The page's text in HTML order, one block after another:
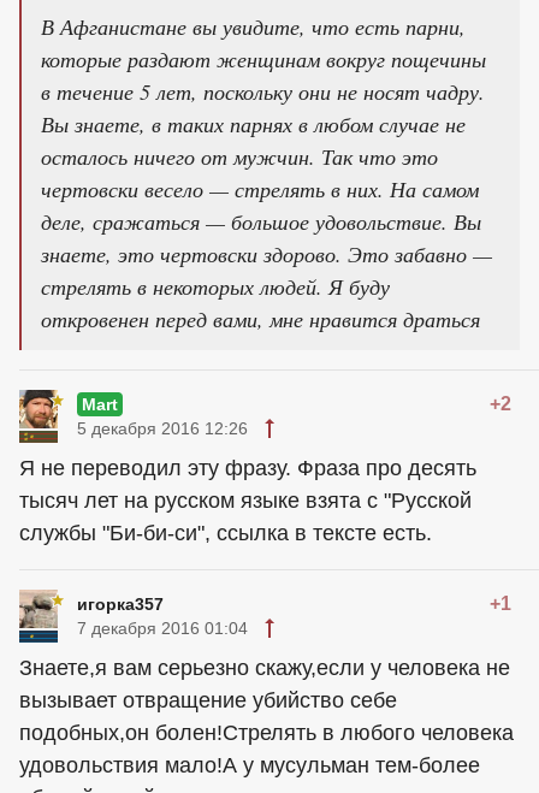
В Афганистане вы увидите, что есть парни,
которые раздают женщинам вокруг пощечины
в течение 5 лет, поскольку они не носят чадру.
Вы знаете, в таких парнях в любом случае не
осталось ничего от мужчин. Так что это
чертовски весело — стрелять в них. На самом
деле, сражаться — большое удовольствие. Вы
знаете, это чертовски здорово. Это забавно —
стрелять в некоторых людей. Я буду
откровенен перед вами, мне нравится драться
Mart +2
5 декабря 2016 12:26
Я не переводил эту фразу. Фраза про десять
тысяч лет на русском языке взята с "Русской
службы "Би-би-си", ссылка в тексте есть.
игорка357 +1
7 декабря 2016 01:04
Знаете,я вам серьезно скажу,если у человека не
вызывает отвращение убийство себе
подобных,он болен!Стрелять в любого человека
удовольствия мало!А у мусульман тем-более